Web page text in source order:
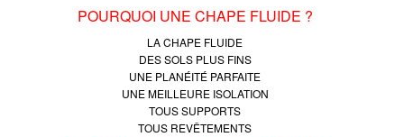
POURQUOI UNE CHAPE FLUIDE ?
LA CHAPE FLUIDE
DES SOLS PLUS FINS
UNE PLANÉITÉ PARFAITE
UNE MEILLEURE ISOLATION
TOUS SUPPORTS
TOUS REVÊTEMENTS